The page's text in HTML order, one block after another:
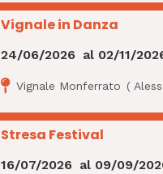
Vignale in Danza
24/06/2026 al 02/11/
Vignale Monferrato (
Stresa Festival
16/07/2026 al 09/09/